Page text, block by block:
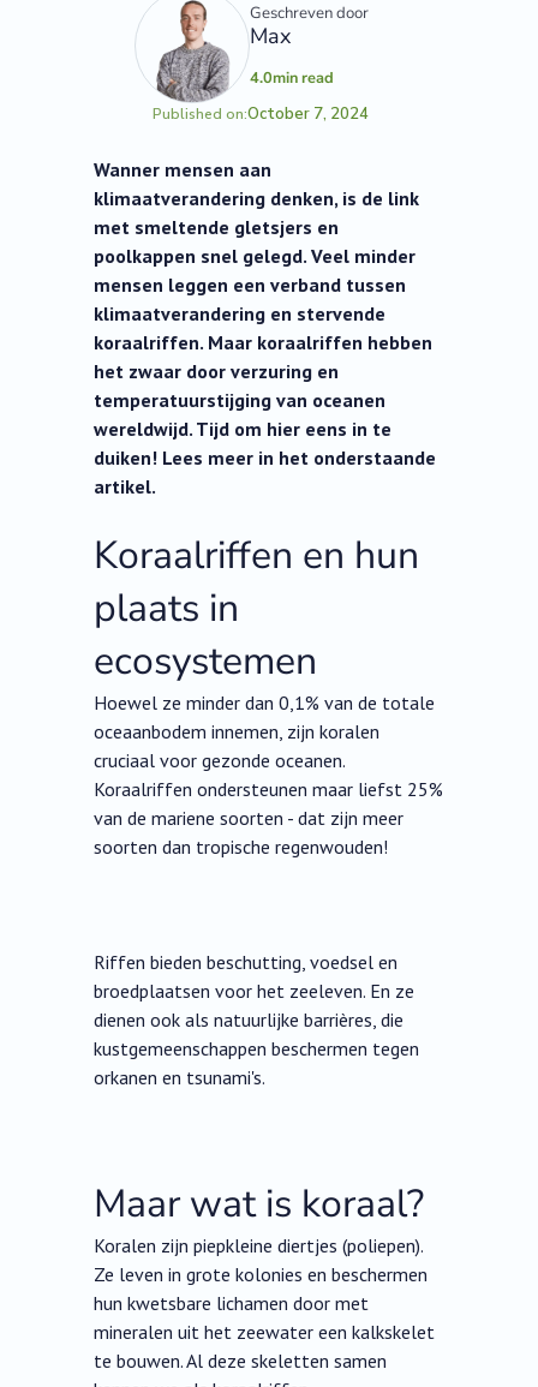
Geschreven door
Max
4.0min read
Published on:October 7, 2024
Wanner mensen aan
klimaatverandering denken, is de link
met smeltende gletsjers en
poolkappen snel gelegd. Veel minder
mensen leggen een verband tussen
klimaatverandering en stervende
koraalriffen. Maar koraalriffen hebben
het zwaar door verzuring en
temperatuurstijging van oceanen
wereldwijd. Tijd om hier eens in te
duiken! Lees meer in het onderstaande
artikel.
Koraalriffen en hun
plaats in
ecosystemen
Hoewel ze minder dan 0,1% van de totale
oceaanbodem innemen, zijn koralen
cruciaal voor gezonde oceanen.
Koraalriffen ondersteunen maar liefst 25%
van de mariene soorten - dat zijn meer
soorten dan tropische regenwouden!
Riffen bieden beschutting, voedsel en
broedplaatsen voor het zeeleven. En ze
dienen ook als natuurlijke barrières, die
kustgemeenschappen beschermen tegen
orkanen en tsunami's.
Maar wat is koraal?
Koralen zijn piepkleine diertjes (poliepen).
Ze leven in grote kolonies en beschermen
hun kwetsbare lichamen door met
mineralen uit het zeewater een kalkskelet
te bouwen. Al deze skeletten samen